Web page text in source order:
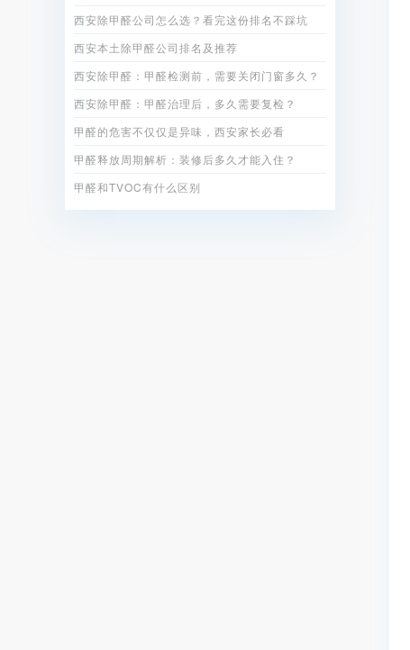
西安除甲醛公司怎么选？看完这份排名不踩坑
西安本土除甲醛公司排名及推荐
西安除甲醛：甲醛检测前，需要关闭门窗多久？
西安除甲醛：甲醛治理后，多久需要复检？
甲醛的危害不仅仅是异味，西安家长必看
甲醛释放周期解析：装修后多久才能入住？
甲醛和TVOC有什么区别